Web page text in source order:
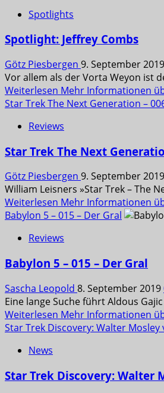
Spotlights
Spotlight: Jeffrey Combs
Götz Piesbergen 9. September 2019
Vor allem als der Vorta Weyon ist
Weiterlesen Mehr Informationen
Star Trek The Next Generation –
Reviews
Star Trek The Next
Götz Piesbergen 9. September 2019
William Leisners »Star Trek – The
Weiterlesen Mehr Informationen
Babylon 5 – 015 – Der Gral
Reviews
Babylon 5 – 015 – Der Gral
Sascha Leopold 8. September 2019
Eine lange Suche führt Aldous
Weiterlesen Mehr Informationen
Star Trek Discovery: Walter
News
Star Trek Discovery: Walter